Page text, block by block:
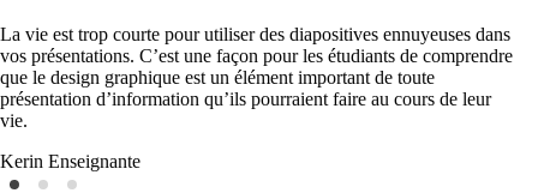
La vie est trop courte pour utiliser des diapositives ennuyeuses dans
vos présentations. C’est une façon pour les étudiants de comprendre
que le design graphique est un élément important de toute
présentation d’information qu’ils pourraient faire au cours de leur
vie.
Kerin Enseignante